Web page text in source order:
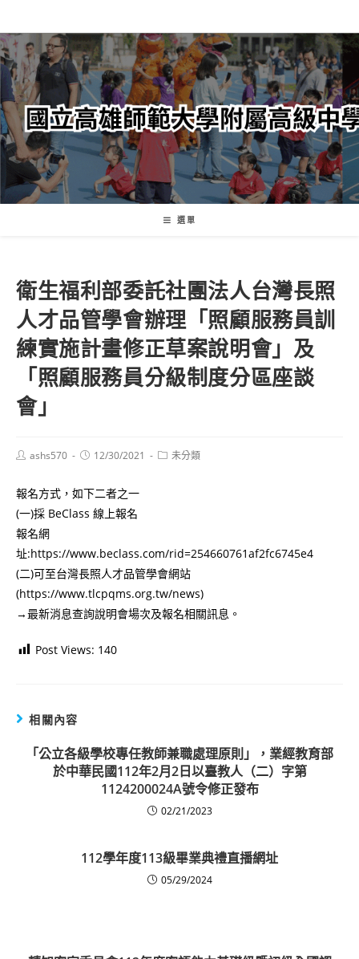
轉
至
主
內
容
選單
衛生福利部委託社團法人台灣長照
人才品管學會辦理「照顧服務員訓
練實施計畫修正草案說明會」及
「照顧服務員分級制度分區座談
會」
Postashs570
Post12/30/2021
Post未分類
報名方式，如下二者之一
(一)採 BeClass 線上報名
報名網
址:https://www.beclass.com/rid=254660761af2fc6745e4
(二)可至台灣長照人才品管學會網站
(https://www.tlcpqms.org.tw/news)
→最新消息查詢說明會場次及報名相關訊息。
Post Views: 140
相關內容
「公立各級學校專任教師兼職處理原則」，業經教育部
於中華民國112年2月2日以臺教人（二）字第
1124200024A號令修正發布
02/21/2023
112學年度113級畢業典禮直播網址
05/29/2024